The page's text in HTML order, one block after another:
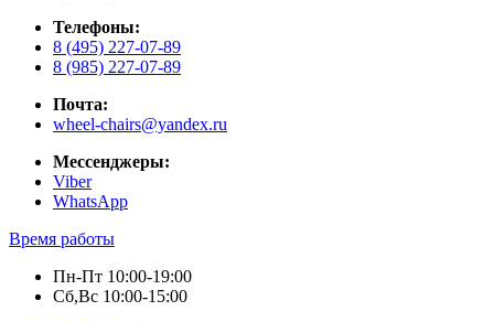
Телефоны:
8 (495) 227-07-89
8 (985) 227-07-89
Почта:
wheel-chairs@yandex.ru
Мессенджеры:
Viber
WhatsApp
Время работы
Пн-Пт 10:00-19:00
Сб,Вс 10:00-15:00